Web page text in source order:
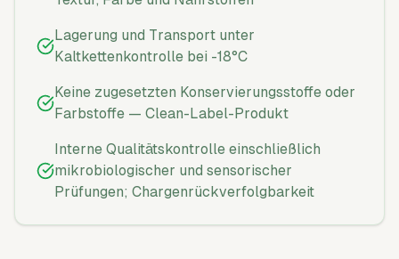
Lagerung und Transport unter
Kaltkettenkontrolle bei -18°C
Keine zugesetzten Konservierungsstoffe oder
Farbstoffe — Clean-Label-Produkt
Interne Qualitätskontrolle einschließlich
mikrobiologischer und sensorischer
Prüfungen; Chargenrückverfolgbarkeit